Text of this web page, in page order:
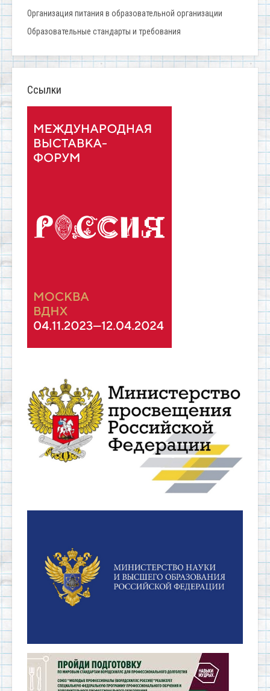
Организация питания в образовательной организации
Образовательные стандарты и требования
Ссылки